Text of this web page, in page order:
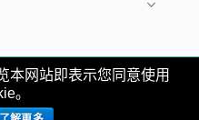
Inc.
粤公网安备
粤ICP备18156955号
本网站即表示您同意使用
｡